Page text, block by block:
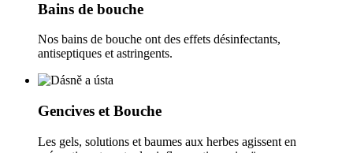
Bains de bouche
Nos bains de bouche ont des effets désinfectants,
antiseptiques et astringents.
Gencives et Bouche
Les gels, solutions et baumes aux herbes agissent en